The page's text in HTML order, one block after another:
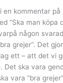
en kommentar på
”Ska man köpa
någon
grejer”. Det
ett – att det vi
Det ska vara
vara ”bra